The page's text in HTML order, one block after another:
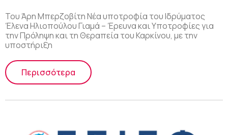
Του Άρη Μπερζοβίτη Νέα υποτροφία του Ιδρύματος
Έλενα Ηλιοπούλου Γιαμά – Έρευνα και Υποτροφίες για
την Πρόληψη και τη Θεραπεία του Καρκίνου, με την
υποστήριξη
Περισσότερα